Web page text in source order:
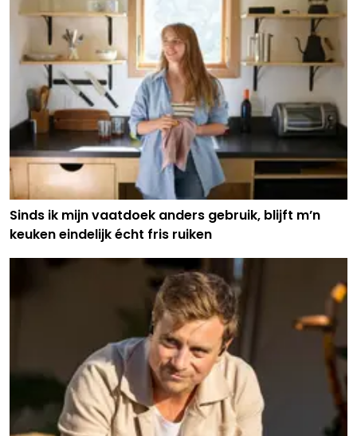
Sinds ik mijn vaatdoek anders gebruik, blijft m’n
keuken eindelijk écht fris ruiken